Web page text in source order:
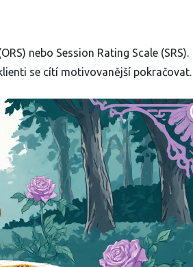
nebo Session Rating Scale (SRS).
se cítí motivovanější pokračovat.